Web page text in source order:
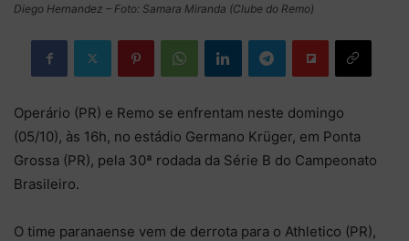
Diego Hernandez – Foto: Samara Miranda (Clube do Remo)
Operário (PR) e Remo se enfrentam neste domingo
(05/10), às 16h, no estádio Germano Krüger, em Ponta
Grossa (PR), pela 30ª rodada da Série B do Campeonato
Brasileiro.
O time paranaense vem de derrota para o Athletico (PR),